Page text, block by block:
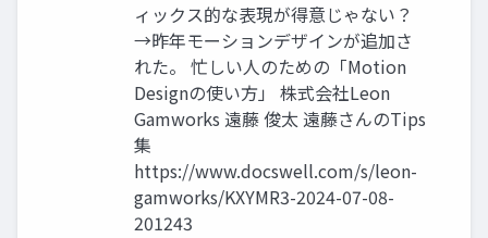
ィックス的な表現が得意じゃない？
→昨年モーションデザインが追加さ
れた。 忙しい人のための「Motion
Designの使い方」 株式会社Leon
Gamworks 遠藤 俊太 遠藤さんのTips
集
https://www.docswell.com/s/leon-
gamworks/KXYMR3-2024-07-08-
201243